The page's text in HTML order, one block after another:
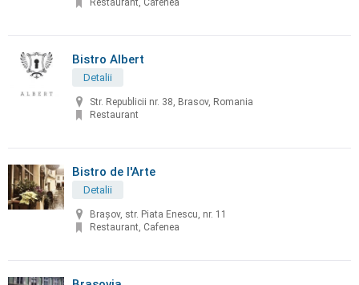
Restaurant, Cafenea
Bistro Albert
Detalii
Str. Republicii nr. 38, Brasov, Romania
Restaurant
Bistro de l'Arte
Detalii
Braşov, str. Piata Enescu, nr. 11
Restaurant, Cafenea